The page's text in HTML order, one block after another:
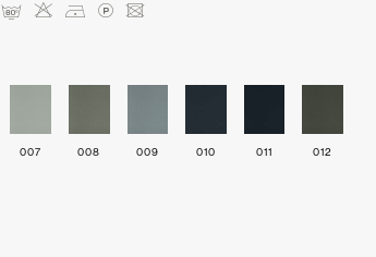
pHDLU
007 008 009 010 011 012